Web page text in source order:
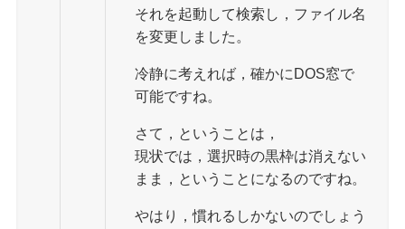
それを起動して検索し，ファイル名
を変更しました。
冷静に考えれば，確かにDOS窓で
可能ですね。
さて，ということは，
現状では，選択時の黒枠は消えない
まま，ということになるのですね。
やはり，慣れるしかないのでしょう